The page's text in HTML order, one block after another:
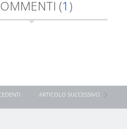
(1 )
ARTICOLO SUCCESSIVO